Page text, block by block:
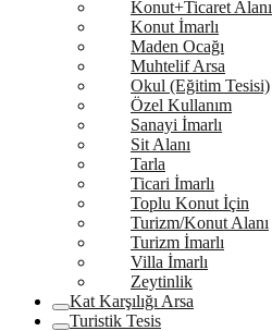
Konut+Ticaret Alanı
Konut İmarlı
Maden Ocağı
Muhtelif Arsa
Okul (Eğitim Tesisi)
Özel Kullanım
Sanayi İmarlı
Sit Alanı
Tarla
Ticari İmarlı
Toplu Konut İçin
Turizm/Konut Alanı
Turizm İmarlı
Villa İmarlı
Zeytinlik
Kat Karşılığı Arsa
Turistik Tesis